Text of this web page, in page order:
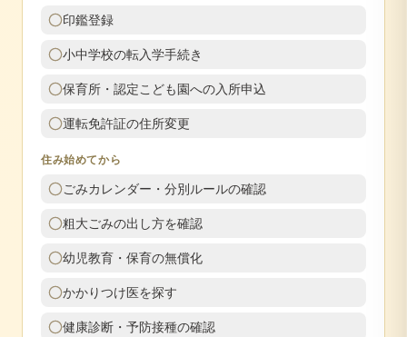
印鑑登録
小中学校の転入学手続き
保育所・認定こども園への入所申込
運転免許証の住所変更
住み始めてから
ごみカレンダー・分別ルールの確認
粗大ごみの出し方を確認
幼児教育・保育の無償化
かかりつけ医を探す
健康診断・予防接種の確認